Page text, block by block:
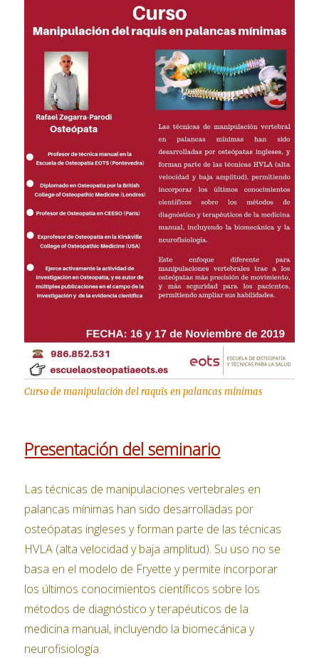
Curso de manipulación del raquis en palancas mínimas
Presentación del seminario
Las técnicas de manipulaciones vertebrales en
palancas mínimas han sido desarrolladas por
osteópatas ingleses y forman parte de las técnicas
HVLA (alta velocidad y baja amplitud). Su uso no se
basa en el modelo de Fryette y permite incorporar
los últimos conocimientos científicos sobre los
métodos de diagnóstico y terapéuticos de la
medicina manual, incluyendo la biomecánica y
neurofisiología.